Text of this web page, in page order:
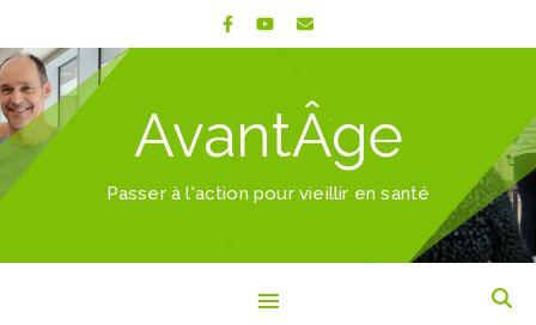
AvantÂge
Passer à l'action pour vieillir en santé